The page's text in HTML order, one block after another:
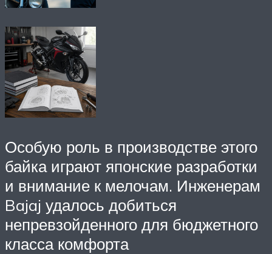
Особую роль в производстве этого
байка играют японские разработки
и внимание к мелочам. Инженерам
Bajaj удалось добиться
непревзойденного для бюджетного
класса комфорта